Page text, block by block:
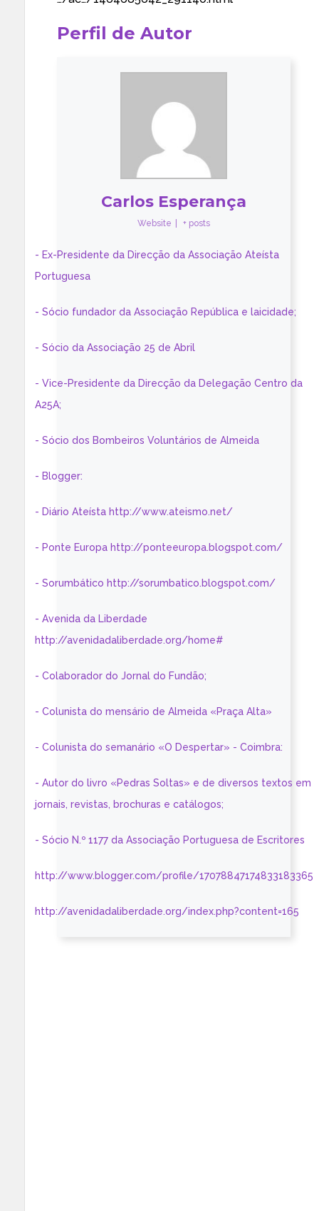
Perfil de Autor
Carlos Esperança
Website + posts
- Ex-Presidente da Direcção da Associação Ateísta
Portuguesa
- Sócio fundador da Associação República e laicidade;
- Sócio da Associação 25 de Abril
- Vice-Presidente da Direcção da Delegação Centro da
A25A;
- Sócio dos Bombeiros Voluntários de Almeida
- Blogger:
- Diário Ateísta http://www.ateismo.net/
- Ponte Europa http://ponteeuropa.blogspot.com/
- Sorumbático http://sorumbatico.blogspot.com/
- Avenida da Liberdade
http://avenidadaliberdade.org/home#
- Colaborador do Jornal do Fundão;
- Colunista do mensário de Almeida «Praça Alta»
- Colunista do semanário «O Despertar» - Coimbra:
- Autor do livro «Pedras Soltas» e de diversos textos em
jornais, revistas, brochuras e catálogos;
- Sócio N.º 1177 da Associação Portuguesa de Escritores
http://www.blogger.com/profile/17078847174833183365
http://avenidadaliberdade.org/index.php?content=165